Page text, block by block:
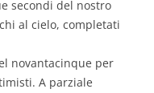
secondi del nostro
al cielo, completati
novantacinque per
A parziale